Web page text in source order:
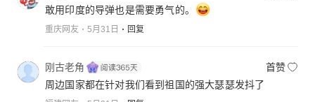
敢用印度的导弹也是需要勇气的。
重庆网友 5月31日 回复
刚古老角
首赞
周边国家都在针对我们看到祖国的强大瑟瑟发抖了